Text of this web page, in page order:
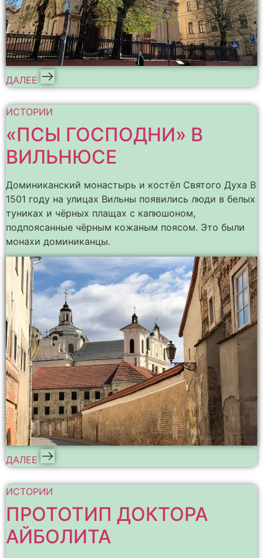
ДАЛЕЕ
ИСТОРИИ
«ПСЫ ГОСПОДНИ» В
ВИЛЬНЮСЕ
Доминиканский монастырь и костёл Святого Духа В
1501 году на улицах Вильны появились люди в белых
туниках и чёрных плащах с капюшоном,
подпоясанные чёрным кожаным поясом. Это были
монахи доминиканцы.
ДАЛЕЕ
ИСТОРИИ
ПРОТОТИП ДОКТОРА
АЙБОЛИТА